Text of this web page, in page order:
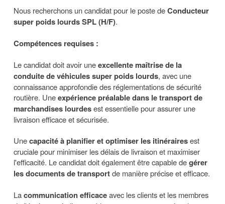
Nous recherchons un candidat pour le poste deConducteur
super poids lourds SPL (H/F).
Compétences requises :
Le candidat doit avoir uneexcellente maîtrise de la
conduite de véhicules super poids lourds, avec une
connaissance approfondie des réglementations de sécurité
routière. Uneexpérience préalable dans le transport de
marchandises lourdesest essentielle pour assurer une
livraison efficace et sécurisée.
Unecapacité à planifier et optimiser les itinérairesest
cruciale pour minimiser les délais de livraison et maximiser
l'efficacité. Le candidat doit également être capable degérer
les documents de transportde manière précise et efficace.
Lacommunication efficaceavec les clients et les membres